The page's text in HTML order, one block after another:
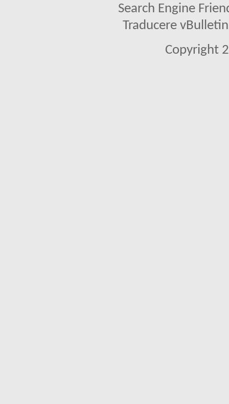
Search Engine
Traducere
Copyright